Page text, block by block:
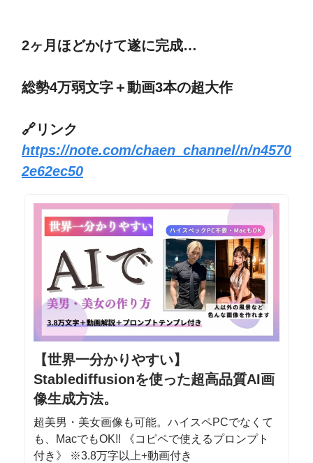
2ヶ月ほどかけて遂に完成…
総勢4万弱文字＋動画3本の超大作
🔗リンク
https://note.com/chaen_channel/n/n4570
2e62ec50
【世界一分かりやすい】
Stablediffusionを使った超高品質AI画
像生成方法。
超美男・美女画像も可能。ハイスペPCでなくて
も、MacでもOK!! 《コピペで使えるプロンプト
付き》 ※3.8万字以上+動画付き